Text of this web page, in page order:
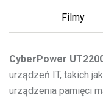
Filmy
CyberPower
urządzeń IT, takich
urządzenia pamięci